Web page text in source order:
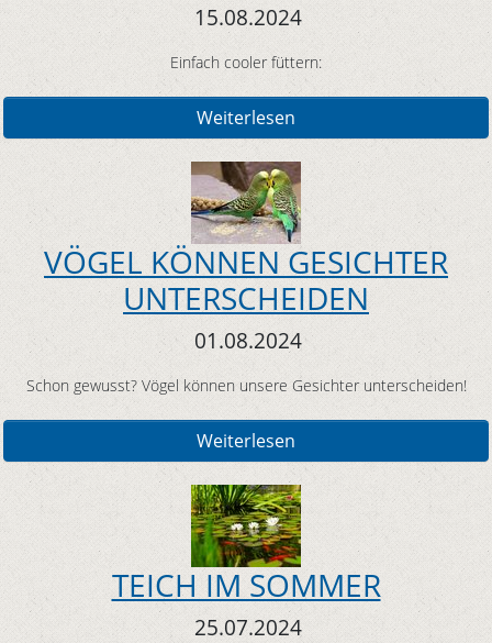
15.08.2024
Einfach cooler füttern:
Weiterlesen
VÖGEL KÖNNEN GESICHTER
UNTERSCHEIDEN
01.08.2024
Schon gewusst? Vögel können unsere Gesichter unterscheiden!
Weiterlesen
TEICH IM SOMMER
25.07.2024